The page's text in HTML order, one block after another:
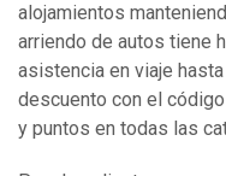
alojamientos
arriendo de autos tiene
asistencia en viaje
descuento con el código
y puntos en todas las